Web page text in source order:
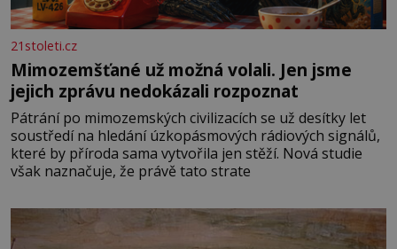
21stoleti.cz
Mimozemšťané už možná volali. Jen jsme
jejich zprávu nedokázali rozpoznat
Pátrání po mimozemských civilizacích se už desítky let
soustředí na hledání úzkopásmových rádiových signálů,
které by příroda sama vytvořila jen stěží. Nová studie
však naznačuje, že právě tato strate